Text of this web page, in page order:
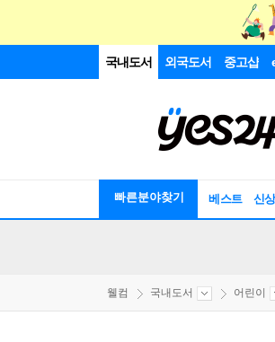
국내도서 외국도서 중고샵
빠른분야찾기 베스트 신
웰컴 국내도서 어린이